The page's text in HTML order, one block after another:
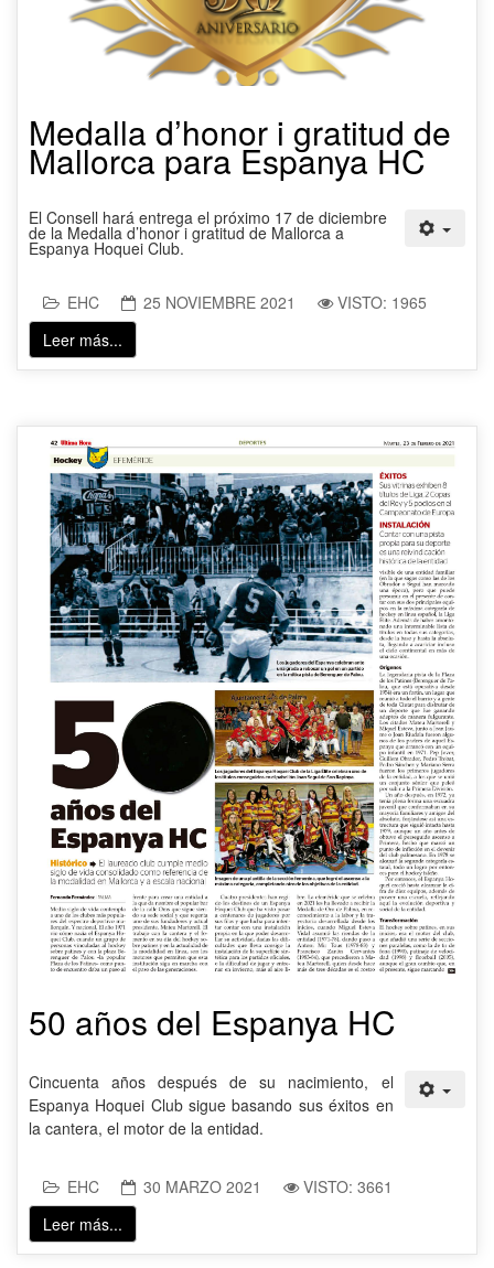
Medalla d’honor i gratitud de
Mallorca para Espanya HC
El Consell hará entrega el próximo 17 de diciembre
de la Medalla d’honor i gratitud de Mallorca a
Espanya Hoquei Club.
EHC 25 NOVIEMBRE 2021
VISTO: 1965
Leer más...
50 años del Espanya HC
Cincuenta años después de su nacimiento, el
Espanya Hoquei Club sigue basando sus éxitos en
la cantera, el motor de la entidad.
EHC 30 MARZO 2021
VISTO: 3661
Leer más...